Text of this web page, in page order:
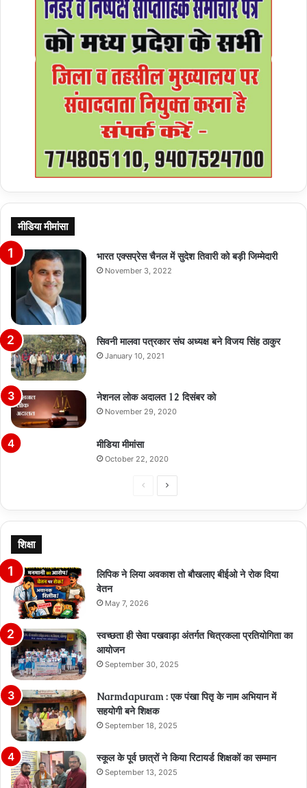
मीडिया मीमांसा
भारत एक्सप्रेस चैनल में सुदेश तिवारी को बड़ी जिम्मेदारी
November 3, 2022
सिवनी मालवा पत्रकार संघ अध्यक्ष बने विजय सिंह ठाकुर
January 10, 2021
नेशनल लोक अदालत 12 दिसंबर को
November 29, 2020
मीडिया मीमांसा
October 22, 2020
PreviousNext
शिक्षा
लिपिक ने लिया अवकाश तो बौखलाए बीईओ ने रोक दिया
वेतन
May 7, 2026
स्वच्छता ही सेवा पखवाड़ा अंतर्गत चित्रकला प्रतियोगिता का
आयोजन
September 30, 2025
Narmdapuram : एक पंखा पितृ के नाम अभियान में
सहयोगी बने शिक्षक
September 18, 2025
स्कूल के पूर्व छात्रों ने किया रिटायर्ड शिक्षकों का सम्मान
September 13, 2025